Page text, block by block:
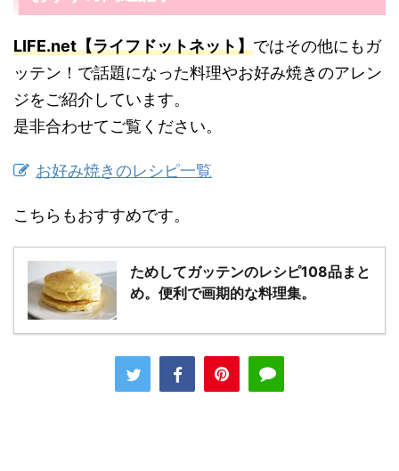
LIFE.net【ライフドットネット】ではその他にもガ
ッテン！で話題になった料理やお好み焼きのアレン
ジをご紹介しています。
是非合わせてご覧ください。
お好み焼きのレシピ一覧
こちらもおすすめです。
ためしてガッテンのレシピ108品まと
め。便利で画期的な料理集。